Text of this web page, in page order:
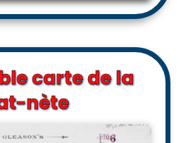
carte de la
nète